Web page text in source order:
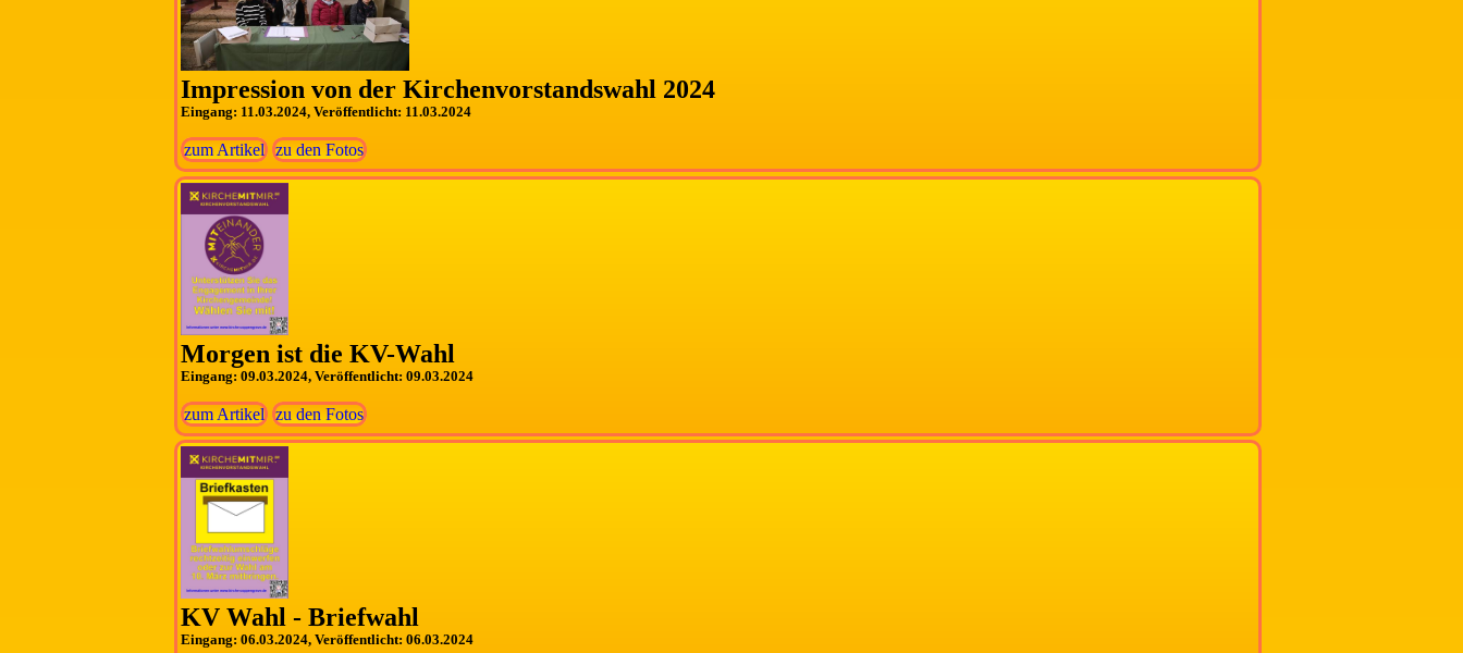
Impression von der Kirchenvorstandswahl 2024
Eingang: 11.03.2024, Veröffentlicht: 11.03.2024
zum Artikel zu den Fotos
Morgen ist die KV-Wahl
Eingang: 09.03.2024, Veröffentlicht: 09.03.2024
zum Artikel zu den Fotos
KV Wahl - Briefwahl
Eingang: 06.03.2024, Veröffentlicht: 06.03.2024